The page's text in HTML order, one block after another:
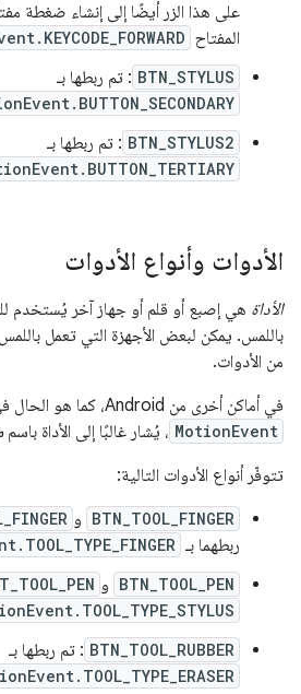
على هذا الزر أيضًا إلى إنشاء ضغطة
المفتاح
BTN_STYLUS : تم ربطها بـ
BTN_STYLUS2 : تم ربطها بـ
الأدوات وأنواع الأدوات
الأداة هي إصبع أو قلم أو جهاز آخر يُستخدم
باللمس. يمكن لبعض الأجهزة التي تعمل
من الأدوات.
في أماكن أخرى من Android، كما هو الحال في واجهة برمجة التطبيقات
MotionEvent ، يُشار غالبًا إلى الأداة باسم
تتوفّر أنواع الأدوات التالية:
BTN_TOOL_FINGER و
ربطهما بـ
BTN_TOOL_PEN و
BTN_TOOL_RUBBER : تم ربطها بـ